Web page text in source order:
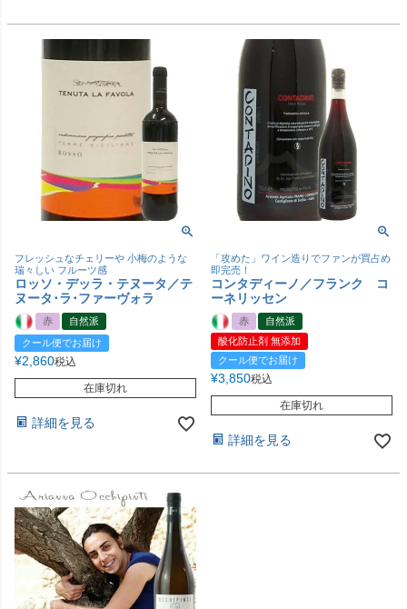
フレッシュなチェリーや 小梅のような
瑞々しい フルーツ感
ロッソ・デッラ・テヌータ／テ
ヌータ･ラ･ファーヴォラ
赤
自然派
クール便でお届け
¥2,860税込
在庫切れ
詳細を見る
「攻めた」ワイン造りでファンが買占め
即完売！
コンタディーノ／フランク コ
ーネリッセン
赤
自然派
酸化防止剤 無添加
クール便でお届け
¥3,850税込
在庫切れ
詳細を見る